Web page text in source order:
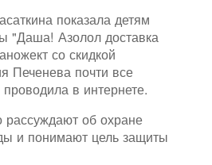
показала детям
"Даша! Азолол доставка
со скидкой
Печенева почти все
в интернете.
рассуждают об охране
и понимают цель защиты